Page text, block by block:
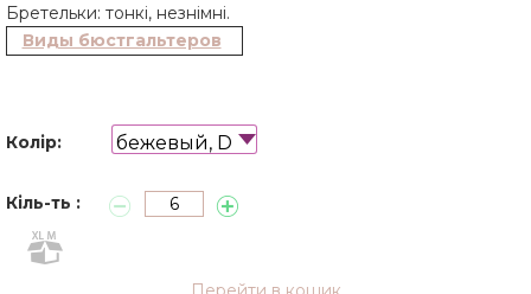
Бретельки: тонкі, незнімні.
Виды бюстгальтеров
Колір: бежевый, D
Кіль-ть :